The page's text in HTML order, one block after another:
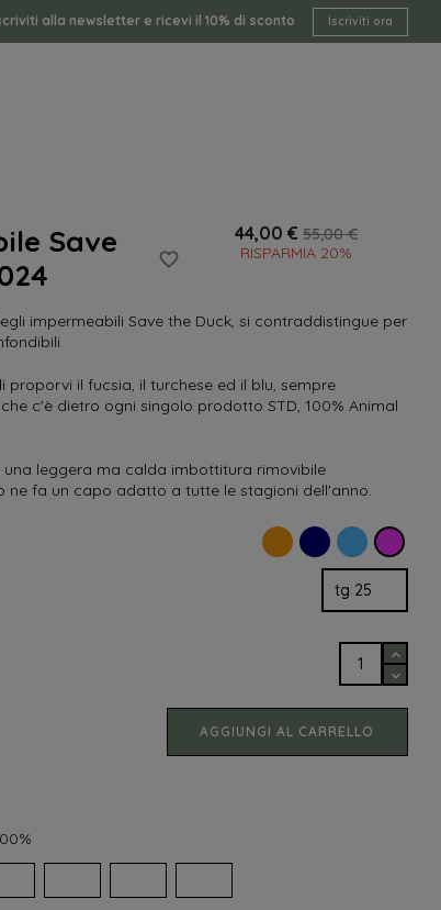
alla newsletter e ricevi il 10% di sconto Iscriviti ora
Save
favorite_border
44,00 € 55,00 €
RISPARMIA 20%
impermeabili Save the Duck, si contraddistingue per
proporvi il fucsia, il turchese ed il blu, sempre
c'è dietro ogni singolo prodotto STD, 100% Animal
una leggera ma calda imbottitura rimovibile
ne fa un capo adatto a tutte le stagioni dell'anno.
Arancione
Blu AzzurroFuxia
AGGIUNGI AL CARRELLO